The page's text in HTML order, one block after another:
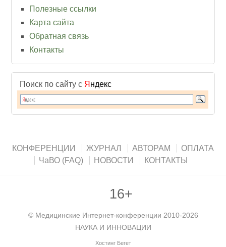
Полезные ссылки
Карта сайта
Обратная связь
Контакты
Поиск по сайту с Я ндекс
КОНФЕРЕНЦИИ ЖУРНАЛ АВТОРАМ
ОПЛАТА
ЧаВО (FAQ)
НОВОСТИ КОНТАКТЫ
16+
© Медицинские Интернет-конференции 2010-2026
НАУКА И ИННОВАЦИИ
Хостинг Бегет